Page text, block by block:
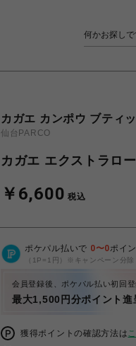
カガエ カンポウ ブティ
仙台PARCO
カガエ エクストラロ
￥6,600 税込
ポケパル払いで 0〜0ポイ
（1P=1円）※キャンペーン分除
会員登録後、ポケパル払い初回
最大1,500円分ポイント進
獲得ポイントの確認方法は